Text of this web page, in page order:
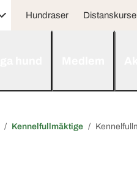
Hundraser
Kennelfullmäktige